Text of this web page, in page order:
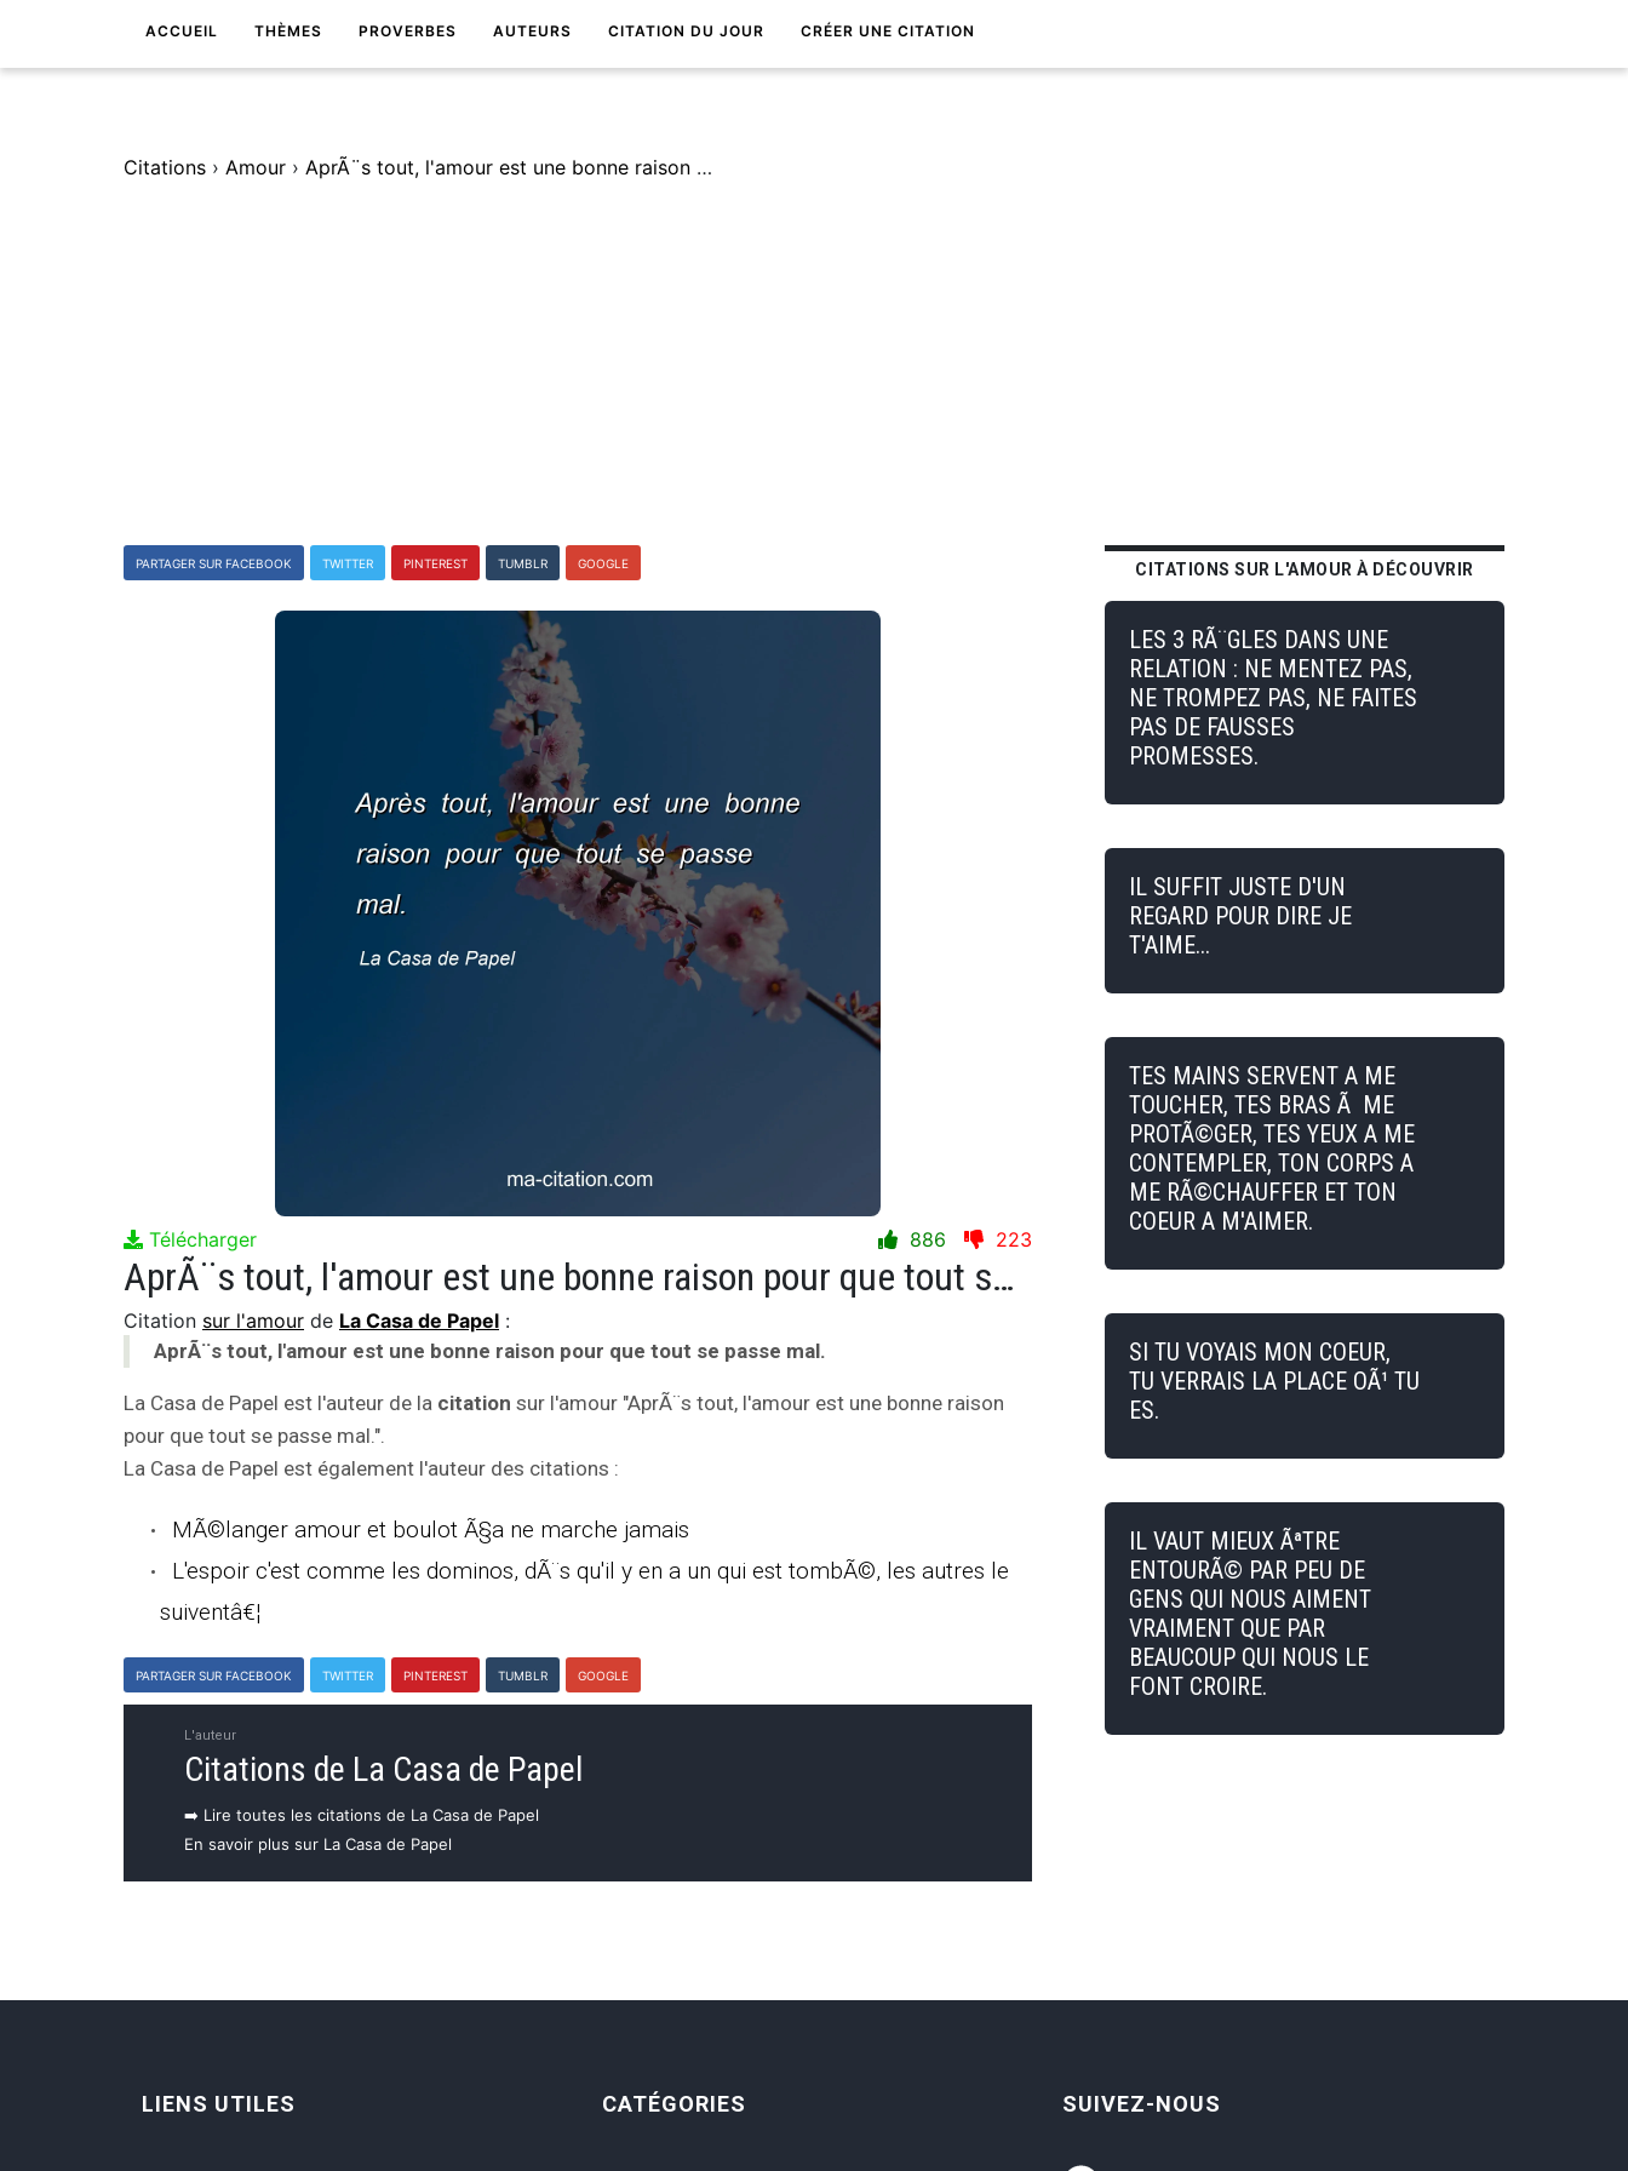
ACCUEIL THÈMES PROVERBES AUTEURS CITATION DU JOUR CRÉER UNE CITATION
Citations › Amour › AprÃ¨s tout, l'amour est une bonne raison pour que tout se passe mal.
PARTAGER SUR FACEBOOK TWITTER PINTEREST TUMBLR GOOGLE
Télécharger 886 223
AprÃ¨s tout, l'amour est une bonne raison pour que tout se passe mal.
Citation sur l'amour de La Casa de Papel :
AprÃ¨s tout, l'amour est une bonne raison pour que tout se passe mal.
La Casa de Papel est l'auteur de la citation sur l'amour "AprÃ¨s tout, l'amour est une bonne raison
pour que tout se passe mal.".
La Casa de Papel est également l'auteur des citations :
MÃ©langer amour et boulot Ã§a ne marche jamais
L'espoir c'est comme les dominos, dÃ¨s qu'il y en a un qui est tombÃ©, les autres le
suiventâ€¦
PARTAGER SUR FACEBOOK TWITTER PINTEREST TUMBLR GOOGLE
L'auteur
Citations de La Casa de Papel
➡️ Lire toutes les citations de La Casa de Papel
En savoir plus sur La Casa de Papel
CITATIONS SUR L'AMOUR À DÉCOUVRIR
LES 3 RÃ¨GLES DANS UNE
RELATION : NE MENTEZ PAS,
NE TROMPEZ PAS, NE FAITES
PAS DE FAUSSES
PROMESSES.
IL SUFFIT JUSTE D'UN
REGARD POUR DIRE JE
T'AIME...
TES MAINS SERVENT A ME
TOUCHER, TES BRAS Ã ME
PROTÃ©GER, TES YEUX A ME
CONTEMPLER, TON CORPS A
ME RÃ©CHAUFFER ET TON
COEUR A M'AIMER.
SI TU VOYAIS MON COEUR,
TU VERRAIS LA PLACE OÃ¹ TU
ES.
IL VAUT MIEUX ÃªTRE
ENTOURÃ© PAR PEU DE
GENS QUI NOUS AIMENT
VRAIMENT QUE PAR
BEAUCOUP QUI NOUS LE
FONT CROIRE.
LIENS UTILES CATÉGORIES SUIVEZ-NOUS